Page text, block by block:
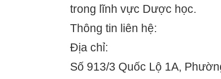
trong lĩnh vực Dược học.
Thông tin liên hệ:
Địa chỉ:
Số 913/3 Quốc Lộ 1A,